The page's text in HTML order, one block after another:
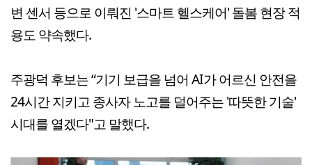
변 센서 등으로 이뤄진 '스마트 헬스케어' 돌봄 현장 적
용도 약속했다.
주광덕 후보는 “기기 보급을 넘어 AI가 어르신 안전을
24시간 지키고 종사자 노고를 덜어주는 '따뜻한 기술'
시대를 열겠다"고 말했다.